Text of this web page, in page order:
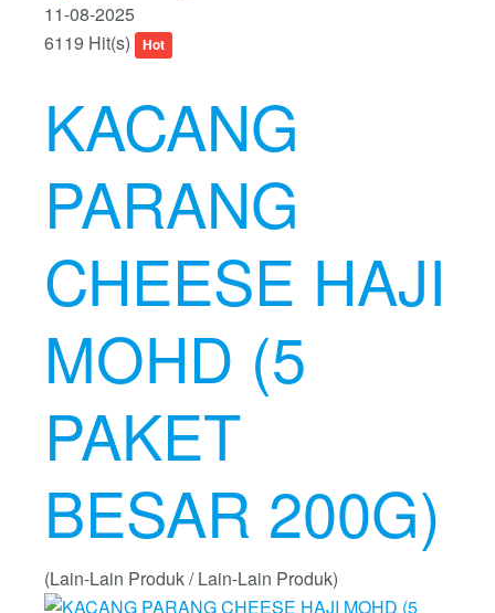
11-08-2025
6119 Hit(s)
Hot
KACANG
PARANG
CHEESE HAJI
MOHD (5
PAKET
BESAR 200G)
(Lain-Lain Produk / Lain-Lain Produk)